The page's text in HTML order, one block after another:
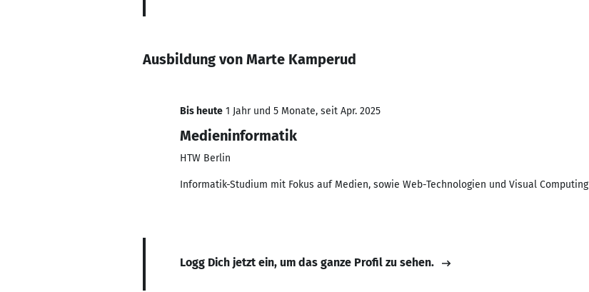
Ausbildung von Marte Kamperud
Bis heute 1 Jahr und 5 Monate, seit Apr. 2025
Medieninformatik
HTW Berlin
Informatik-Studium mit Fokus auf Medien, sowie Web-Technologien und Visual Computing
Logg Dich jetzt ein, um das ganze Profil zu sehen.